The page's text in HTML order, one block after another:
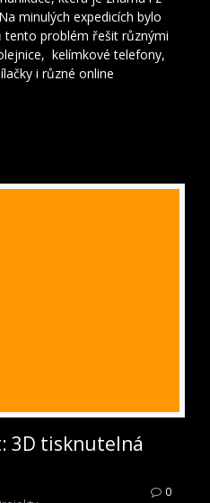
minulých expedicích bylo
problém řešit různými
kelímkové telefony,
i různé online
3D tisknutelná
0